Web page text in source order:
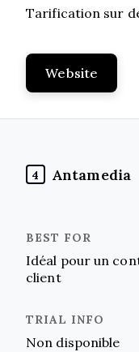
Tarification sur
Website
4 Antamedia
Idéal pour un
client
Non disponible